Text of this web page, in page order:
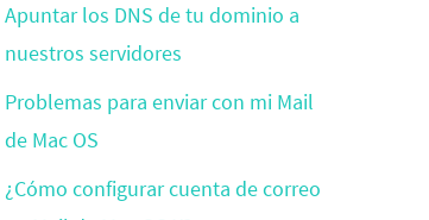
Apuntar los DNS de tu dominio a
nuestros servidores
Problemas para enviar con mi Mail
de Mac OS
¿Cómo configurar cuenta de correo